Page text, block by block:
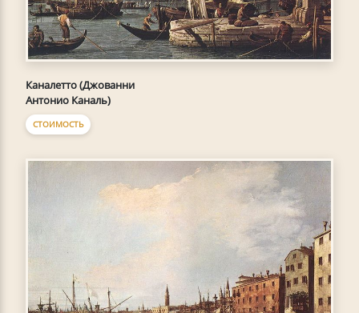
Каналетто (Джованни
Антонио Каналь)
СТОИМОСТЬ